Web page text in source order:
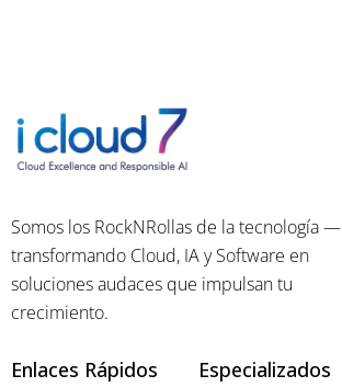
Somos los RockNRollas de la tecnología —
transformando Cloud, IA y Software en
soluciones audaces que impulsan tu
crecimiento.
Enlaces Rápidos Especializados